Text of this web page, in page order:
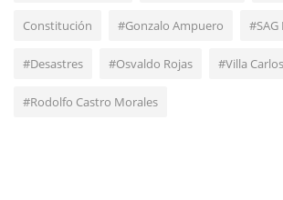
Constitución #Gonzalo Ampuero
#Desastres #Osvaldo Rojas #Villa
#Rodolfo Castro Morales